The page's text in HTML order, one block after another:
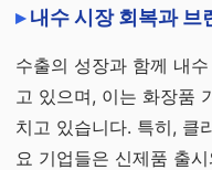
내수 시장 회복과 브
수출의 성장과 함께 내
고 있으며, 이는 화장품
치고 있습니다. 특히, 클
요 기업들은 신제품 출